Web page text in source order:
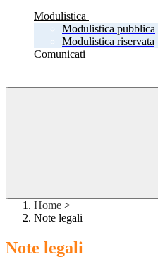
Modulistica
Modulistica pubblica
Modulistica riservata
Comunicati
Home >
Note legali
Note legali